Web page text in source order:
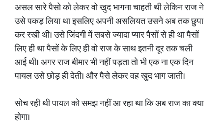
असल सारे पैसो को लेकर वो खुद भागना चाहती थी लेकिन राज ने
उसे पकड़ लिया था इसलिए अपनी असलियत उसने अब तक छुपा
कर रखी थी। उसे जिंदगी में सबसे ज्यादा प्यार पैसों से ही था पैसों
लिए ही था पैसों के लिए ही वो राज के साथ इतनी दूर तक चली
आई थी। अगर राज बीमार भी नहीं पड़ता तो भी एक ना एक दिन
पायल उसे छोड़ ही देती। और पैसे लेकर वह खुद भाग जाती।
सोच रही थी पायल को समझ नहीं आ रहा था कि अब राज का क्या
होगा।